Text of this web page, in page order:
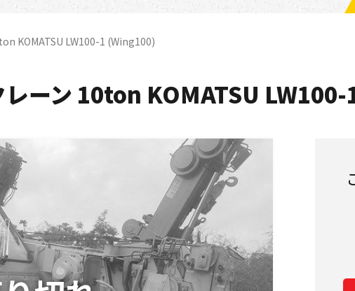
KOMATSU LW100-1 (Wing100)
レーン 10ton KOMATSU